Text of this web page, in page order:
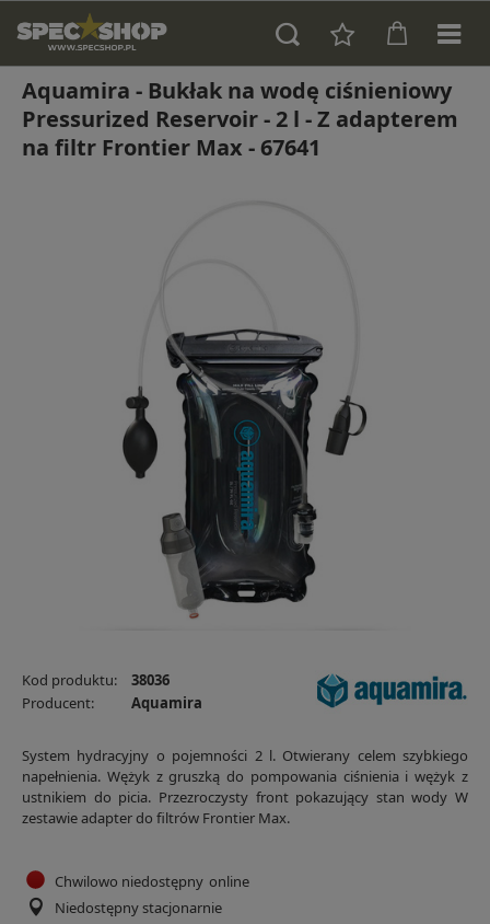
Aquamira - Bukłak na wodę ciśnieniowy
Pressurized Reservoir - 2 l - Z adapterem
na filtr Frontier Max - 67641
Kod produktu:
38036
Producent:
Aquamira
System hydracyjny o pojemności 2 l. Otwierany celem szybkiego
napełnienia. Wężyk z gruszką do pompowania ciśnienia i wężyk z
ustnikiem do picia. Przezroczysty front pokazujący stan wody W
zestawie adapter do filtrów Frontier Max.
Chwilowo niedostępny online
Niedostępny stacjonarnie